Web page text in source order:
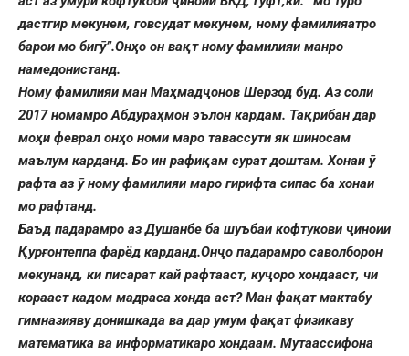
дастгир мекунем, говсудат мекунем, ному фамилияатро
барои мо бигӯ”.Онҳо он вақт ному фамилияи манро
намедонистанд.
Ному фамилияи ман Маҳмадҷонов Шерзод буд. Аз соли
2017 номамро Абдураҳмон эълон кардам. Тақрибан дар
моҳи феврал онҳо номи маро тавассути як шиносам
маълум карданд. Бо ин рафиқам сурат доштам. Хонаи ӯ
рафта аз ӯ ному фамилияи маро гирифта сипас ба хонаи
мо рафтанд.
Баъд падарамро аз Душанбе ба шуъбаи кофтукови ҷиноии
Қурғонтеппа фарёд карданд.Онҷо падарамро саволборон
мекунанд, ки писарат кай рафтааст, куҷоро хондааст, чи
корааст кадом мадраса хонда аст? Ман фақат мактабу
гимназияву донишкада ва дар умум фақат физикаву
математика ва информатикаро хондаам. Мутаассифона